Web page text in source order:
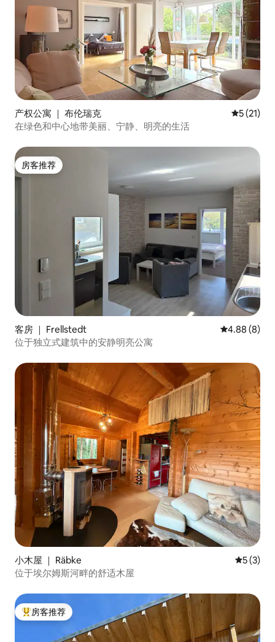
产权公寓 ｜ 布伦瑞克 平均评分
5 (21)
在绿色和中心地带美丽、宁静、明亮的生活
房客推荐
房客推荐
客房 ｜ Frellstedt 平均评分
4.88 (8)
位于独立式建筑中的安静明亮公寓
小木屋 ｜ Räbke 平均评分
5 (3)
位于埃尔姆斯河畔的舒适木屋
热门「房客推荐」
房客推荐